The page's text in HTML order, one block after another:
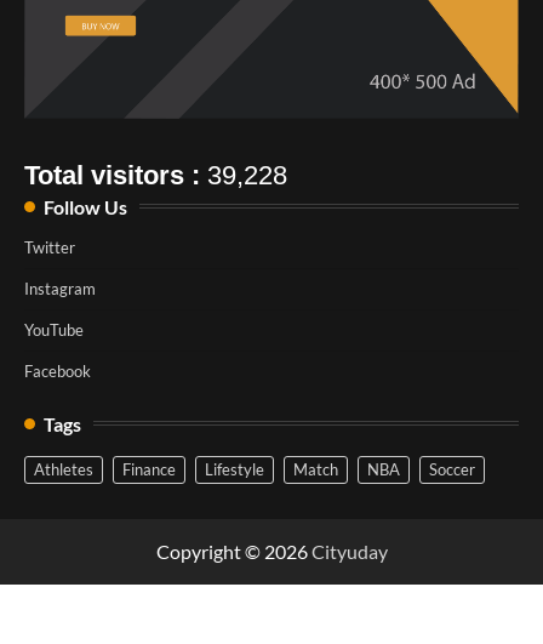
Total visitors : 39,228
Follow Us
Twitter
Instagram
YouTube
Facebook
Tags
Athletes Finance Lifestyle Match NBA Soccer
Copyright © 2026Cityuday